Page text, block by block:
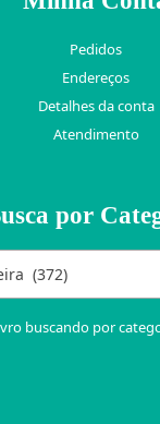
Pedidos
Endereços
Detalhes da conta
Atendimento
por
(372)
buscando por